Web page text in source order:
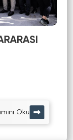
Oku